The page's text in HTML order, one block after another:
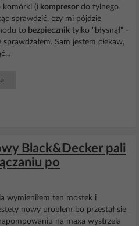
komórki (i kompresor do tylnego
sprawdzić, czy mi pójdzie
to bezpiecznik tylko "błysnął" -
Sam jestem ciekaw,
Black&Decker pali
po
wymieniłem ten mostek i
nowy problem bo przestał sie
na maxa wystrzela